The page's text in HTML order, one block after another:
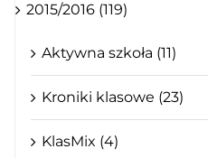
2015/2016 (119)
Aktywna szkoła (11)
Kroniki klasowe (23)
KlasMix (4)